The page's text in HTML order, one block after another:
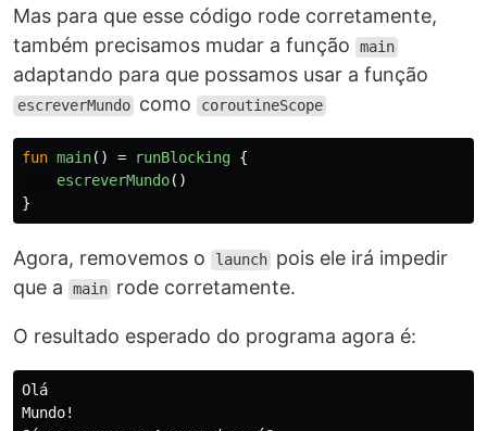
Mas para que esse código rode corretamente,
também precisamos mudar a função
main
adaptando para que possamos usar a função
escreverMundo como coroutineScope
fun main() = runBlocking {
escreverMundo()
}
Agora, removemos o launch pois ele irá impedir
que a
main rode corretamente.
O resultado esperado do programa agora é:
Olá
Mundo!